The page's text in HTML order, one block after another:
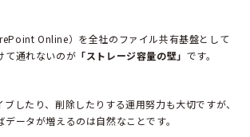
Online）を全社のファイル共有基盤として
て通れないのが 「ストレージ容量の壁」 です。
したり、削除したりする運用努力も大切ですが、
ータが増えるのは自然なことです。